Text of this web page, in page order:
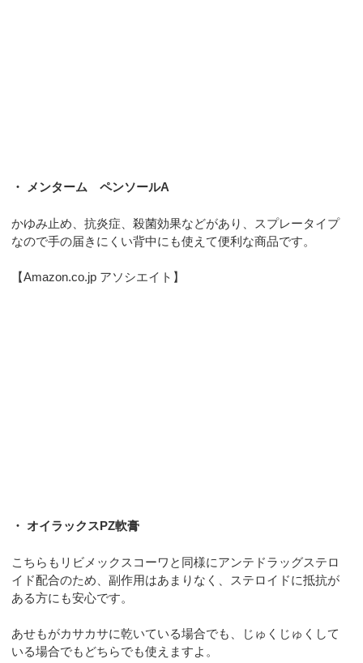
・ メンターム ペンソールA
かゆみ止め、抗炎症、殺菌効果などがあり、スプレータイプ
なので手の届きにくい背中にも使えて便利な商品です。
【Amazon.co.jp アソシエイト】
・ オイラックスPZ軟膏
こちらもリビメックスコーワと同様にアンテドラッグステロ
イド配合のため、副作用はあまりなく、ステロイドに抵抗が
ある方にも安心です。
あせもがカサカサに乾いている場合でも、じゅくじゅくして
いる場合でもどちらでも使えますよ。